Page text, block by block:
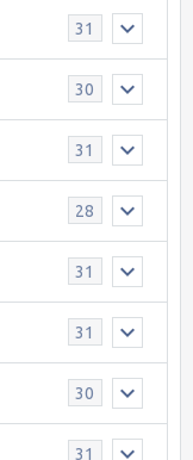
31
30
31
28
31
31
30
31